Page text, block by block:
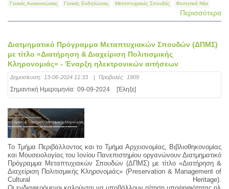
Γενικές Ανακοινώσεις Γενικές Εκδηλώσεις Μεταπτυχιακές Σπουδές Φοιτητικά Νέα
Περισσότερα
Διατμηματικό Πρόγραμμα Μεταπτυχιακών Σπουδών (ΔΠΜΣ)
με τίτλο «Διατήρηση & Διαχείριση Πολιτισμικής
Κληρονομιάς» - Έναρξη ηλεκτρονικών αιτήσεων
Δημοσίευση: 13-06-2024 11:33 Προβολές: 1909
Σημαντική Ημερομηνία: 09-09-2024 [Έληξε]
Το Τμήμα Περιβάλλοντος και το Τμήμα Αρχειονομίας, Βιβλιοθηκονομίας
και Μουσειολογίας του Ιονίου Πανεπιστημίου οργανώνουν Διατμηματικό
Πρόγραμμα Μεταπτυχιακών Σπουδών (ΔΠΜΣ) με τίτλο «Διατήρηση &
Διαχείριση Πολιτισμικής Κληρονομιάς» (Preservation & Management of
Cultural Heritage).